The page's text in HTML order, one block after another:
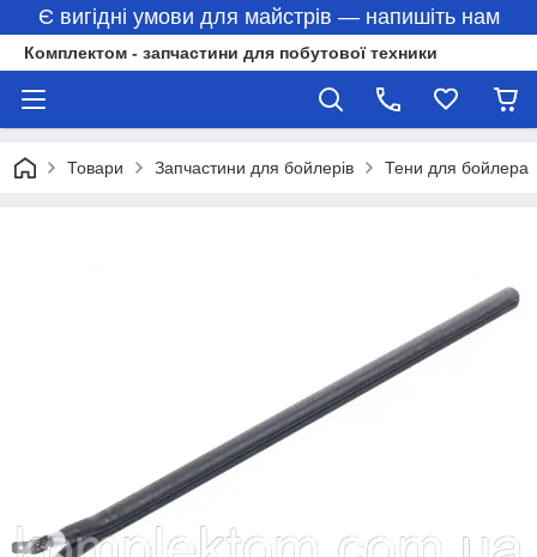
Є вигідні умови для майстрів — напишіть нам
Комплектом - запчастини для побутової техники
Товари Запчастини для бойлерів Тени для бойлера